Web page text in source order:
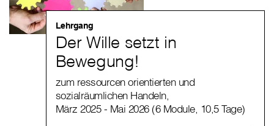
Lehrgang
Der Wille setzt in
Bewegung!
zum ressourcen orientierten und
sozialräumlichen Handeln,
März 2025 - Mai 2026 (6 Module, 10,5 Tage)